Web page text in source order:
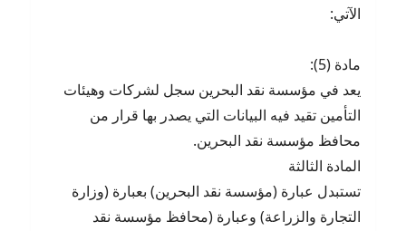
الآتي:
مادة (5):
يعد في مؤسسة نقد البحرين سجل لشركات وهيئات
التأمين تقيد فيه البيانات التي يصدر بها قرار من
محافظ مؤسسة نقد البحرين.
المادة الثالثة
تستبدل عبارة (مؤسسة نقد البحرين) بعبارة (وزارة
التجارة والزراعة) وعبارة (محافظ مؤسسة نقد